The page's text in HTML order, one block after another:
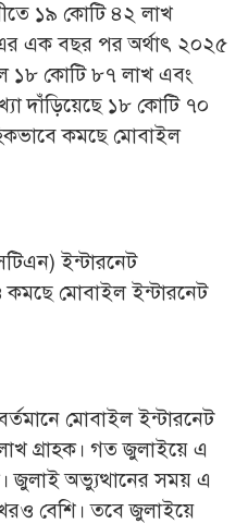
১৯ কোটি ৪২ লাখ
এক বছর পর অর্থাৎ ২০২৫
১৮ কোটি ৮৭ লাখ এবং
দাঁড়িয়েছে ১৮ কোটি ৭০
কমছে মোবাইল
ইন্টারনেট
কমছে মোবাইল ইন্টারনেট
মোবাইল ইন্টারনেট
গ্রাহক। গত জুলাইয়ে এ
জুলাই অভ্যুত্থানের সময় এ
বেশি। তবে জুলাইয়ে